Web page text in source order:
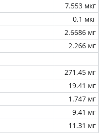
7.553 мкг
0.1 мкг
2.6686 мг
2.266 мг
271.45 мг
19.41 мг
1.747 мг
9.41 мг
11.31 мг